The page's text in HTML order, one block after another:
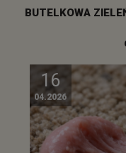
BUTELKOWA
16
04.2026